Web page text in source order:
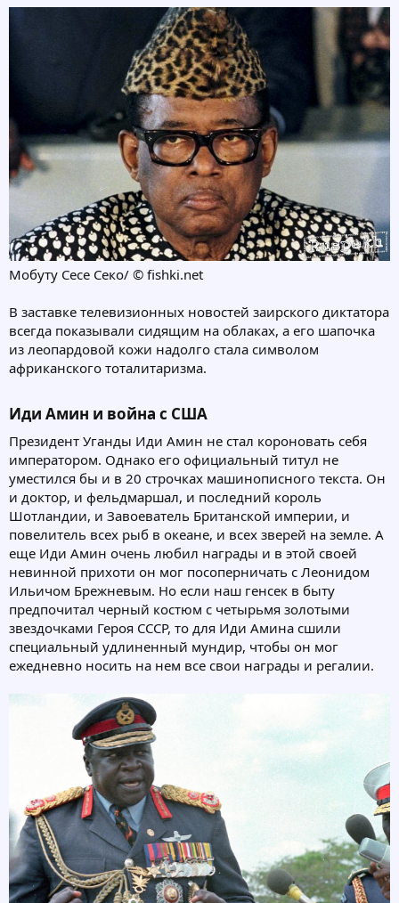
Мобуту Сесе Секо/ © fishki.net
В заставке телевизионных новостей заирского диктатора
всегда показывали сидящим на облаках, а его шапочка
из леопардовой кожи надолго стала символом
африканского тоталитаризма.
Иди Амин и война с США​
Президент Уганды Иди Амин не стал короновать себя
императором. Однако его официальный титул не
уместился бы и в 20 строчках машинописного текста. Он
и доктор, и фельдмаршал, и последний король
Шотландии, и Завоеватель Британской империи, и
повелитель всех рыб в океане, и всех зверей на земле. А
еще Иди Амин очень любил награды и в этой своей
невинной прихоти он мог посоперничать с Леонидом
Ильичом Брежневым. Но если наш генсек в быту
предпочитал черный костюм с четырьмя золотыми
звездочками Героя СССР, то для Иди Амина сшили
специальный удлиненный мундир, чтобы он мог
ежедневно носить на нем все свои награды и регалии.